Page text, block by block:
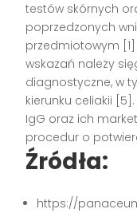
testów skórnych
poprzedzonych
przedmiotowym
wskazań należy
diagnostyczne, w
kierunku celiakii
IgG oraz ich
procedur o
Źródła:
https://